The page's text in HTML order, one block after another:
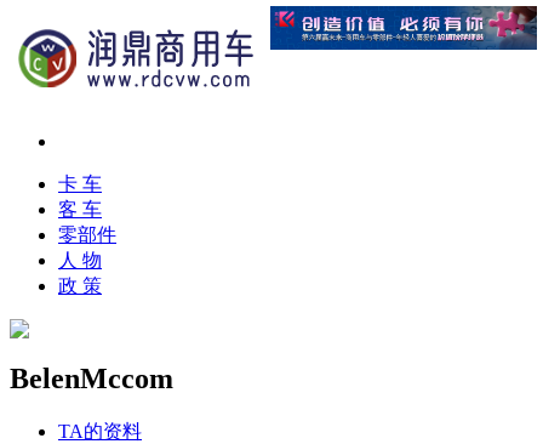
卡 车
客 车
零部件
人 物
政 策
BelenMccom
TA的资料